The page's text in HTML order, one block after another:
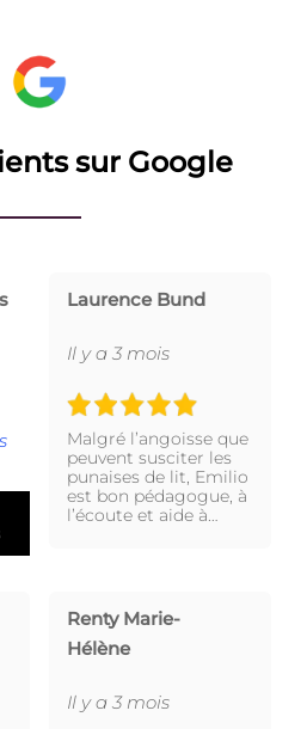
sur Google
Laurence Bund
Il y a 3 mois
Malgré l’angoisse que
peuvent susciter les
punaises de lit, Emilio
est bon pédagogue, à
l’écoute et aide à…
Renty Marie-
Hélène
Il y a 3 mois